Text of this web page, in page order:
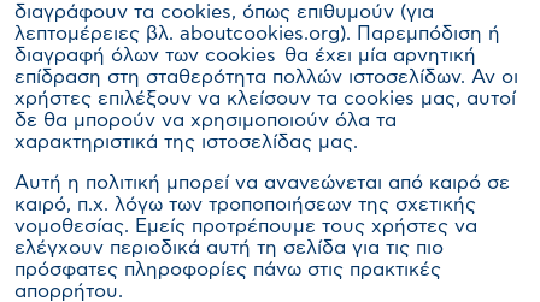
διαγράφουν τα cookies, όπως επιθυμούν (για
λεπτομέρειες βλ. aboutcookies.org). Παρεμπόδιση ή
διαγραφή όλων των cookies θα έχει μία αρνητική
επίδραση στη σταθερότητα πολλών ιστοσελίδων. Αν οι
χρήστες επιλέξουν να κλείσουν τα cookies μας, αυτοί
δε θα μπορούν να χρησιμοποιούν όλα τα
χαρακτηριστικά της ιστοσελίδας μας.
Αυτή η πολιτική μπορεί να ανανεώνεται από καιρό σε
καιρό, π.χ. λόγω των τροποποιήσεων της σχετικής
νομοθεσίας. Εμείς προτρέπουμε τους χρήστες να
ελέγχουν περιοδικά αυτή τη σελίδα για τις πιο
πρόσφατες πληροφορίες πάνω στις πρακτικές
απορρήτου.